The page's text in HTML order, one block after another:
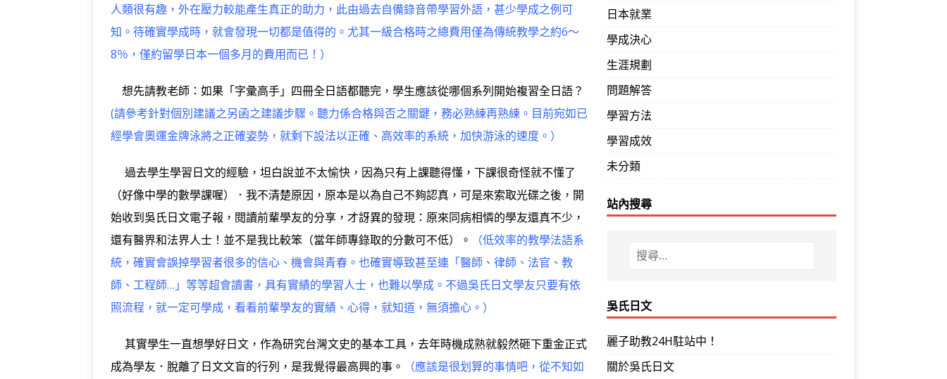
人類很有趣，外在壓力較能產生真正的助力，此由過去自備錄音帶學習外語，甚少學成之例可
知。待確實學成時，就會發現一切都是值得的。尤其一級合格時之總費用僅為傳統教學之約6～
8％，僅約留學日本一個多月的費用而已！）
想先請教老師：如果「字彙高手」四冊全日語都聽完，學生應該從哪個系列開始複習全日語？
(請參考針對個別建議之另函之建議步驟。聽力係合格與否之關鍵，務必熟練再熟練。目前宛如已
經學會奧運金牌泳將之正確姿勢，就剩下設法以正確、高效率的系統，加快游泳的速度。）
過去學生學習日文的經驗，坦白說並不太愉快，因為只有上課聽得懂，下課很奇怪就不懂了
（好像中學的數學課喔）．我不清楚原因，原本是以為自己不夠認真，可是來索取光碟之後，開
始收到吳氏日文電子報，閱讀前輩學友的分享，才訝異的發現：原來同病相憐的學友還真不少，
還有醫界和法界人士！並不是我比較笨（當年師專錄取的分數可不低）。
（低效率的教學法語系
統，確實會誤掉學習者很多的信心、機會與青春。也確實導致甚至連「醫師、律師、法官、教
師、工程師…」等等超會讀書，具有實績的學習人士，也難以學成。不過吳氏日文學友只要有依
照流程，就一定可學成，看看前輩學友的實績、心得，就知道，無須擔心。）
其實學生一直想學好日文，作為研究台灣文史的基本工具，去年時機成熟就毅然砸下重金正式
成為學友．脫離了日文文盲的行列，是我覺得最高興的事。
（應該是很划算的事情吧，從不知如
日本就業
學成決心
生涯規劃
問題解答
學習方法
學習成效
未分類
站內搜尋
吳氏日文
麗子助教24H駐站中！
關於吳氏日文